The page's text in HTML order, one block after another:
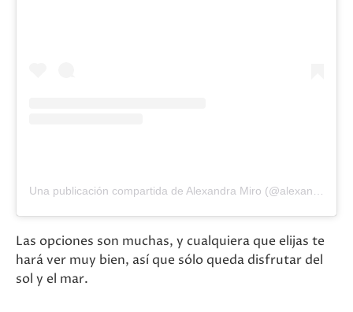
Las opciones son muchas, y cualquiera que elijas te
hará ver muy bien, así que sólo queda disfrutar del
sol y el mar.